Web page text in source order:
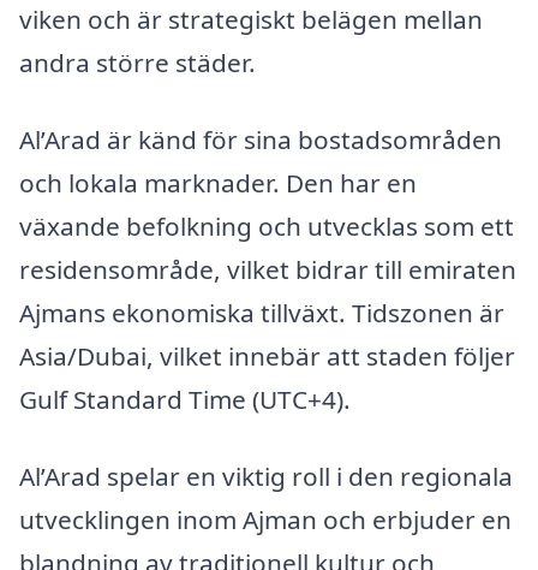
viken och är strategiskt belägen mellan
andra större städer.
Al’Arad är känd för sina bostadsområden
och lokala marknader. Den har en
växande befolkning och utvecklas som ett
residensområde, vilket bidrar till emiraten
Ajmans ekonomiska tillväxt. Tidszonen är
Asia/Dubai, vilket innebär att staden följer
Gulf Standard Time (UTC+4).
Al’Arad spelar en viktig roll i den regionala
utvecklingen inom Ajman och erbjuder en
blandning av traditionell kultur och